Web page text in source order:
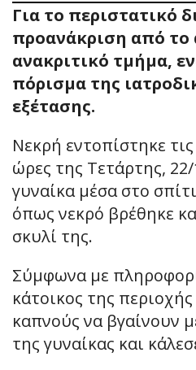
Για το περιστατικό
προανάκριση από το
ανακριτικό τμήμα,
πόρισμα της
εξέτασης.
Νεκρή εντοπίστηκε
ώρες της Τετάρτης,
γυναίκα μέσα στο
όπως νεκρό βρέθηκε
σκυλί της.
Σύμφωνα με
κάτοικος της
καπνούς να βγαίνουν
της γυναίκας και